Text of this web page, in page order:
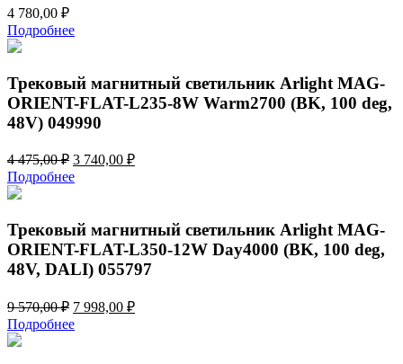
4 780,00 ₽
Подробнее
Трековый магнитный светильник Arlight MAG-
ORIENT-FLAT-L235-8W Warm2700 (BK, 100 deg,
48V) 049990
4 475,00₽ Первоначальная
цена
составляла
475,00 ₽.
3 740,00 ₽Текущая
Подробнее
Трековый магнитный светильник Arlight MAG-
ORIENT-FLAT-L350-12W Day4000 (BK, 100 deg,
48V, DALI) 055797
9 570,00₽ Первоначальная
цена
составляла
7 998,00 ₽Текущая
Подробнее